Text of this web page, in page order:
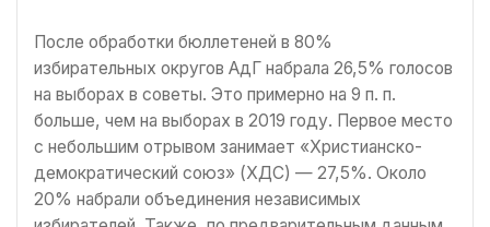
После обработки бюллетеней в 80%
избирательных округов АдГ набрала 26,5% голосов
на выборах в советы. Это примерно на 9 п. п.
больше, чем на выборах в 2019 году. Первое место
с небольшим отрывом занимает «Христианско-
демократический союз» (ХДС) — 27,5%. Около
20% набрали объединения независимых